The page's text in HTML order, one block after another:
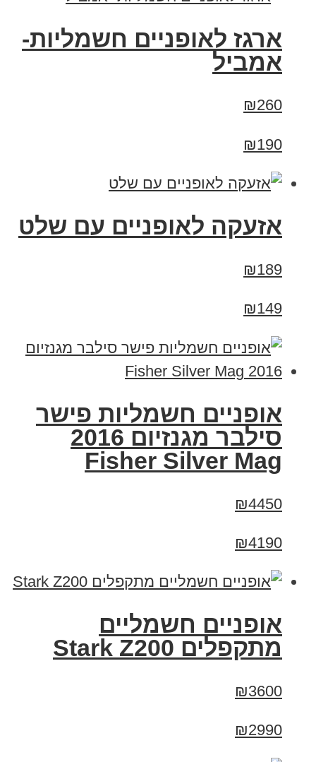
ארגז לאופניים חשמליות-
אמביל
₪260
₪190
אזעקה לאופניים עם שלט
₪189
₪149
אופניים חשמליות פישר
סילבר מגנזיום 2016
Fisher Silver Mag
₪4450
₪4190
‏אופניים חשמליים
‏מתקפלים Stark Z200
₪3600
₪2990